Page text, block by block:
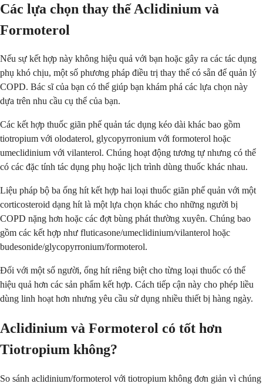
Các lựa chọn thay thế Aclidinium và
Formoterol
Nếu sự kết hợp này không hiệu quả với bạn hoặc gây ra các tác dụng
phụ khó chịu, một số phương pháp điều trị thay thế có sẵn để quản lý
COPD. Bác sĩ của bạn có thể giúp bạn khám phá các lựa chọn này
dựa trên nhu cầu cụ thể của bạn.
Các kết hợp thuốc giãn phế quản tác dụng kéo dài khác bao gồm
tiotropium với olodaterol, glycopyrronium với formoterol hoặc
umeclidinium với vilanterol. Chúng hoạt động tương tự nhưng có thể
có các đặc tính tác dụng phụ hoặc lịch trình dùng thuốc khác nhau.
Liệu pháp bộ ba ống hít kết hợp hai loại thuốc giãn phế quản với một
corticosteroid dạng hít là một lựa chọn khác cho những người bị
COPD nặng hơn hoặc các đợt bùng phát thường xuyên. Chúng bao
gồm các kết hợp như fluticasone/umeclidinium/vilanterol hoặc
budesonide/glycopyrronium/formoterol.
Đối với một số người, ống hít riêng biệt cho từng loại thuốc có thể
hiệu quả hơn các sản phẩm kết hợp. Cách tiếp cận này cho phép liều
dùng linh hoạt hơn nhưng yêu cầu sử dụng nhiều thiết bị hàng ngày.
Aclidinium và Formoterol có tốt hơn
Tiotropium không?
So sánh aclidinium/formoterol với tiotropium không đơn giản vì chúng